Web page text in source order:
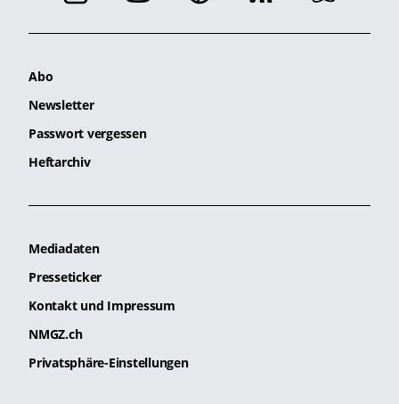
Abo
Newsletter
Passwort vergessen
Heftarchiv
Mediadaten
Presseticker
Kontakt und Impressum
NMGZ.ch
Privatsphäre-Einstellungen